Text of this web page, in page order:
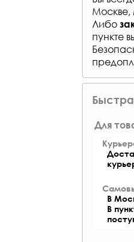
Москве,
Либо
пункте
Для
В
В